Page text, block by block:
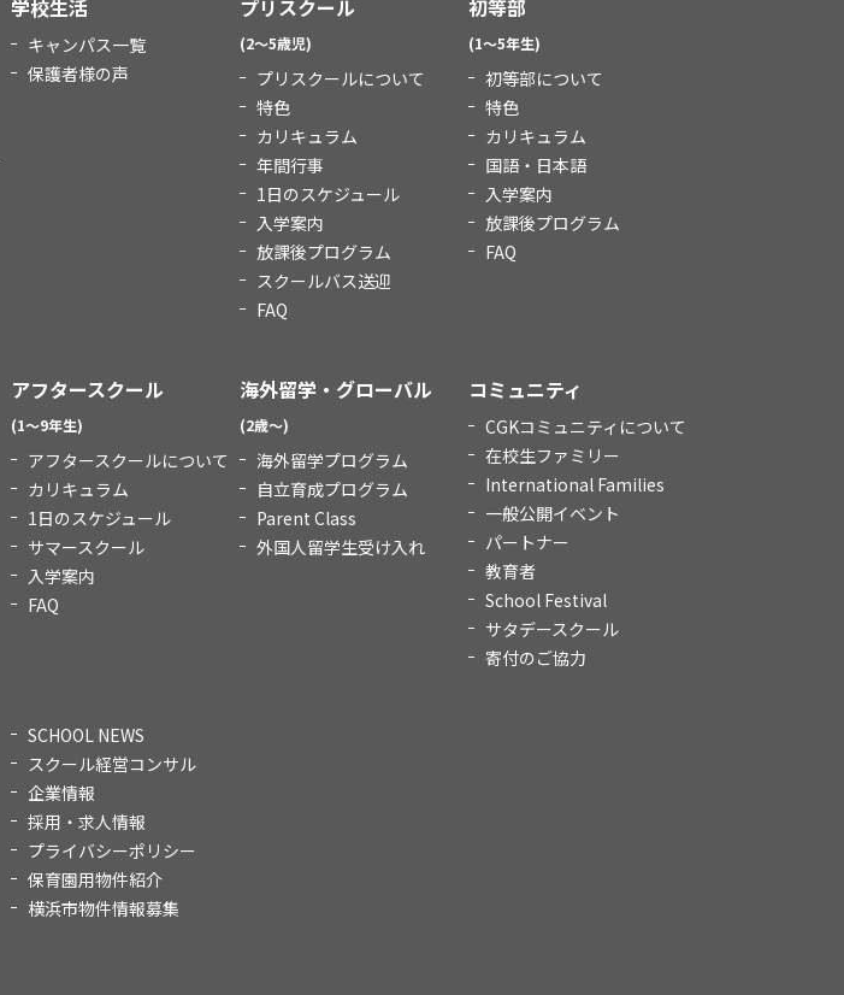
学校生活
キャンパス一覧
保護者様の声
プリスクール
(2～5歳児)
プリスクールについて
特色
カリキュラム
年間行事
1日のスケジュール
入学案内
放課後プログラム
スクールバス送迎
FAQ
初等部
(1～5年生)
初等部について
特色
カリキュラム
国語・日本語
入学案内
放課後プログラム
FAQ
アフタースクール
(1～9年生)
アフタースクールについて
カリキュラム
1日のスケジュール
サマースクール
入学案内
FAQ
海外留学・グローバル
(2歳～)
海外留学プログラム
自立育成プログラム
Parent Class
外国人留学生受け入れ
コミュニティ
CGKコミュニティについて
在校生ファミリー
International Families
一般公開イベント
パートナー
教育者
School Festival
サタデースクール
寄付のご協力
SCHOOL NEWS
スクール経営コンサル
企業情報
採用・求人情報
プライバシーポリシー
保育園用物件紹介
横浜市物件情報募集